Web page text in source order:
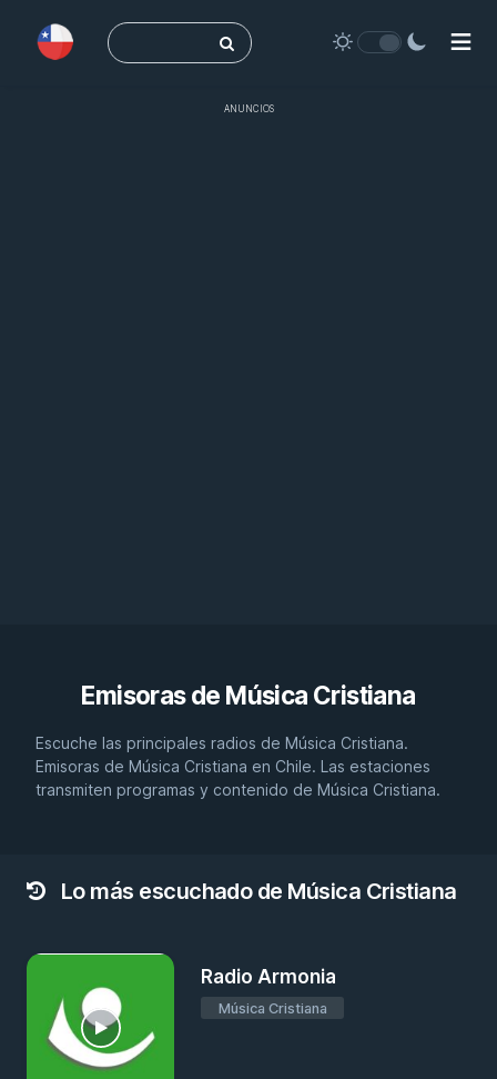
Buscar:
ANUNCIOS
Emisoras de Música Cristiana
Escuche las principales radios de Música Cristiana.
Emisoras de Música Cristiana en Chile. Las estaciones
transmiten programas y contenido de Música Cristiana.
Lo más escuchado de Música Cristiana
Radio Armonia
Música Cristiana